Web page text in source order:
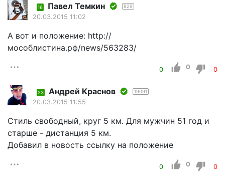
16 Павел Темкин 829
20.03.2015 11:02
А вот и положение: http://
мособлистина.рф/news/563283/
0 0 0
23 Андрей Краснов 19091
20.03.2015 11:55
Стиль свободный, круг 5 км. Для мужчин 51 год и
старше - дистанция 5 км.
Добавил в новость ссылку на положение
0 0 0